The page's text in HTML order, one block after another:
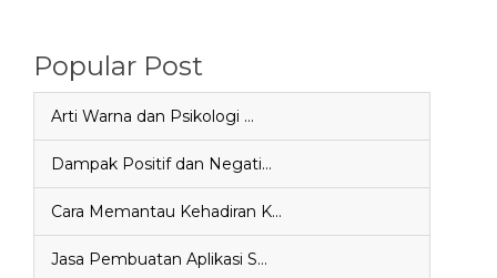
Popular Post
Arti Warna dan Psikologi …
Dampak Positif dan Negati…
Cara Memantau Kehadiran K…
Jasa Pembuatan Aplikasi S…